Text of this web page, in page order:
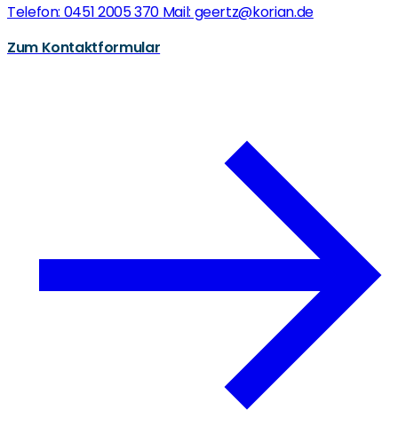
Telefon: 0451 2005 370 Mail: geertz@korian.de
Zum Kontaktformular